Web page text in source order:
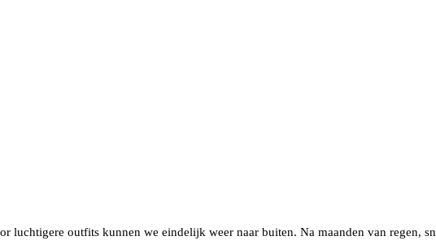
luchtigere outfits kunnen we eindelijk weer naar buiten. Na maanden van regen,